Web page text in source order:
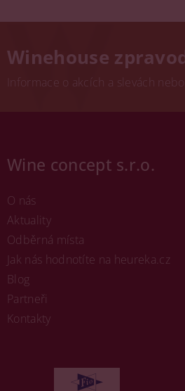
Winehouse
Informace o akcích a slevách
Wine concept s.r.o.
O nás
Aktuality
Odběrná místa
Jak nás hodnotíte na heureka.cz
Blog
Partneři
Kontakty